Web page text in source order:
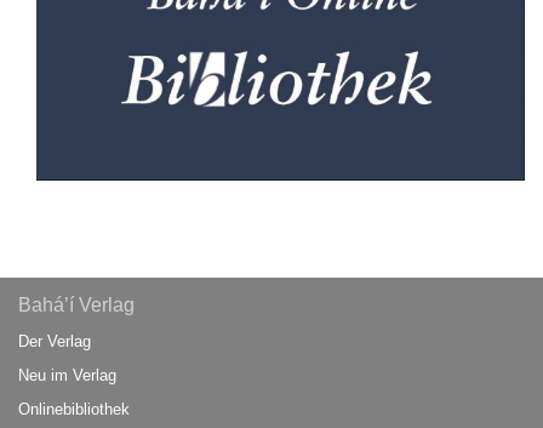
Bahá’í Verlag
Der Verlag
Neu im Verlag
Onlinebibliothek